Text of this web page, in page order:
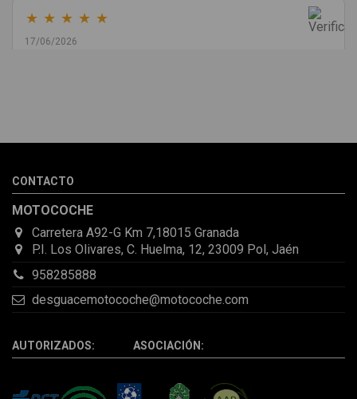
★ ★ ★ ★ ★
17/06/2026
la pieza llegó correcta y bien embalada, además de llegarme 2
CONTACTO
MOTOCOCHE
Carretera A92-G Km 7,18015 Granada
P.I. Los Olivares, C. Huelma, 12, 23009 Pol, Jaén
958285888
desguacemotocoche@motocoche.com
AUTORIZADOS: ASOCIACIÓN: